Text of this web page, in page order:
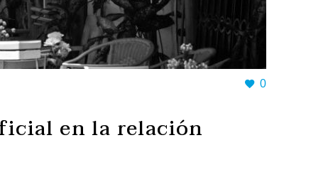
0
en la relación